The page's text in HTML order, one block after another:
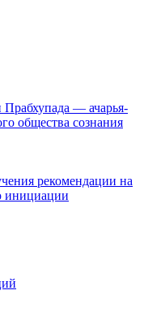
— ачарья-
общества сознания
рекомендации на
инициации